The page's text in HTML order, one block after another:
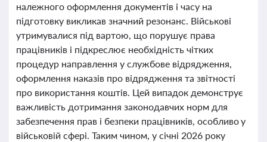
належного оформлення документів і часу на
підготовку викликав значний резонанс. Військові
утримувалися під вартою, що порушує права
працівників і підкреслює необхідність чітких
процедур направлення у службове відрядження,
оформлення наказів про відрядження та звітності
про використання коштів. Цей випадок демонструє
важливість дотримання законодавчих норм для
забезпечення прав і безпеки працівників, особливо у
військовій сфері. Таким чином, у січні 2026 року